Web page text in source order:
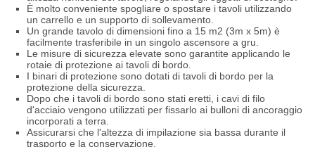
È molto conveniente spogliare o spostare i tavoli utilizzando
un carrello e un supporto di sollevamento.
Un grande tavolo di dimensioni fino a 15 m2 (3m x 5m) è
facilmente trasferibile in un singolo ascensore a gru.
Le misure di sicurezza elevate sono garantite applicando le
rotaie di protezione ai tavoli di bordo.
I binari di protezione sono dotati di tavoli di bordo per la
protezione della sicurezza.
Dopo che i tavoli di bordo sono stati eretti, i cavi di filo
d'acciaio vengono utilizzati per fissarlo ai bulloni di ancoraggio
incorporati a terra.
Assicurarsi che l'altezza di impilazione sia bassa durante il
trasporto e la conservazione.